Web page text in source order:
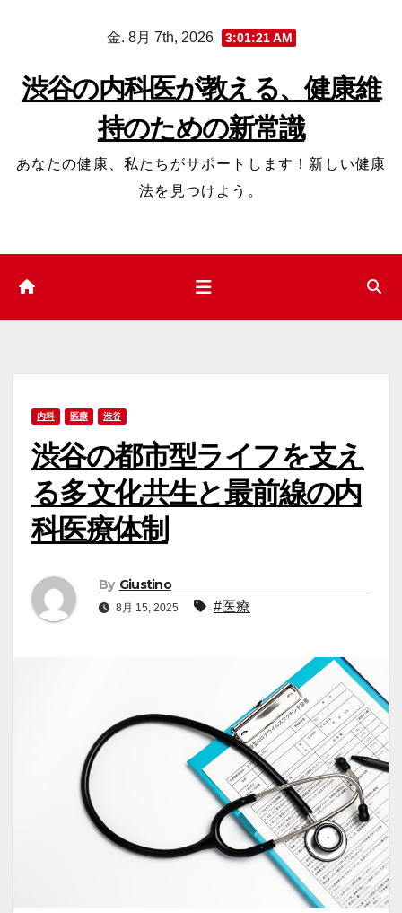
プ
金. 8月 7th, 2026 3:01:22 AM
渋谷の内科医が教える、健康維
持のための新常識
あなたの健康、私たちがサポートします！新しい健康
法を見つけよう。
内科 医療 渋谷
渋谷の都市型ライフを支え
る多文化共生と最前線の内
科医療体制
By Giustino
8月 15, 2025 #医療